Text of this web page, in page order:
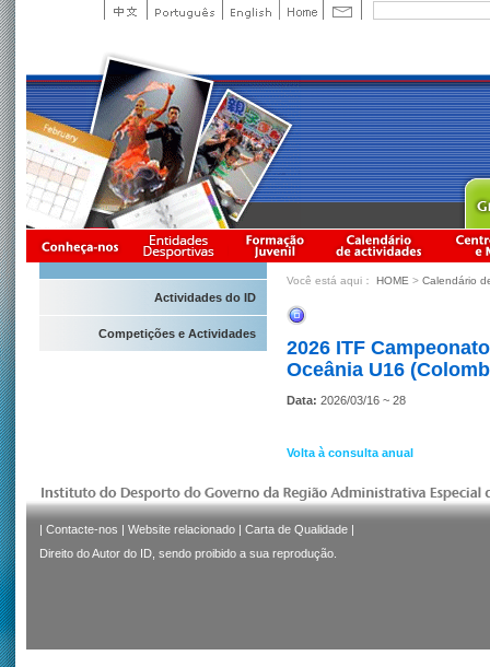
Actividades do ID
Competições e Actividades
Você está aqui： HOME > Calendário
2026 ITF
Oceânia U16
Data: 2026/03/16 ~ 28
Volta à consulta anual
| Contacte-nos | Website relacionado | Carta de Qualidade |
Direito do Autor do ID, sendo proibido a sua reprodução.